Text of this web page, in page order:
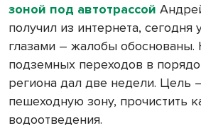
зоной под автотрассой
получил из интернета, сегодня
глазами – жалобы
подземных переходов в
региона дал две недели. Цель
пешеходную зону, прочистить
водоотведения.